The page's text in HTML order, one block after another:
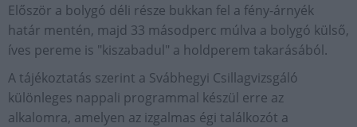
Először a bolygó déli része bukkan fel a fény-árnyék
határ mentén, majd 33 másodperc múlva a bolygó külső,
íves pereme is "kiszabadul" a holdperem takarásából.
A tájékoztatás szerint a Svábhegyi Csillagvizsgáló
különleges nappali programmal készül erre az
alkalomra, amelyen az izgalmas égi találkozót a